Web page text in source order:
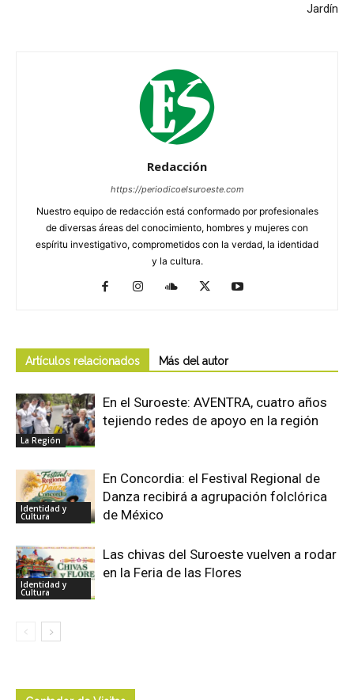
Jardín
Redacción
https://periodicoelsuroeste.com
Nuestro equipo de redacción está conformado por profesionales
de diversas áreas del conocimiento, hombres y mujeres con
espíritu investigativo, comprometidos con la verdad, la identidad
y la cultura.
Artículos relacionados Más del autor
La Región
En el Suroeste: AVENTRA, cuatro años
tejiendo redes de apoyo en la región
Identidad y
Cultura
En Concordia: el Festival Regional de
Danza recibirá a agrupación folclórica
de México
Identidad y
Cultura
Las chivas del Suroeste vuelven a rodar
en la Feria de las Flores